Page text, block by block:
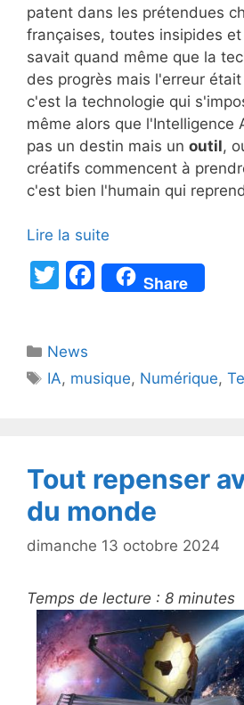
patent dans les prétendues
françaises, toutes insipides
savait quand même que la
des progrès mais l'erreur
c'est la technologie qui
même alors que l'Intelligence
pas un destin mais un outil,
créatifs commencent à
c'est bien l'humain qui
Lire la suite
T
er
F
a
b
k
Share
Catégories
News
Étiquettes
IA, musique, Numérique,
Tout repenser
du monde
dimanche 13 octobre 2024
Temps de lecture : 8 minutes